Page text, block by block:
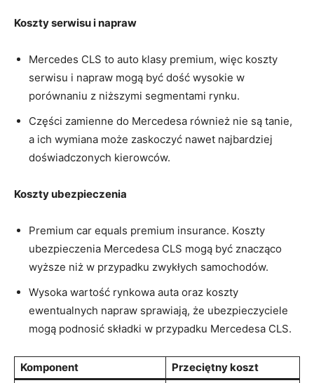
Koszty serwisu i napraw
Mercedes ‍CLS to‌ auto klasy premium, więc koszty⁢
serwisu ⁤i napraw‌ mogą być dość wysokie w
porównaniu z ​niższymi segmentami‍ rynku.
Części zamienne do⁣ Mercedesa również ‌nie są‌ tanie,
a ich‌ wymiana może zaskoczyć nawet ⁢najbardziej
doświadczonych kierowców.
Koszty⁤ ubezpieczenia
Premium car ⁤equals premium insurance. Koszty
ubezpieczenia Mercedesa CLS mogą być znacząco
wyższe ⁣niż w przypadku zwykłych samochodów.
Wysoka⁤ wartość​ rynkowa auta oraz koszty
⁣ewentualnych napraw sprawiają, że ubezpieczyciele
mogą podnosić składki w przypadku Mercedesa CLS.
Komponent
Przeciętny ​koszt